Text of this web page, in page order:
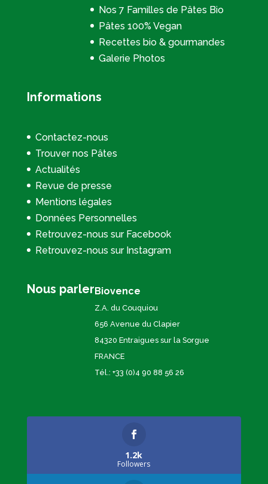
Nos 7 Familles de Pâtes Bio
Pâtes 100% Vegan
Recettes bio & gourmandes
Galerie Photos
Informations
Contactez-nous
Trouver nos Pâtes
Actualités
Revue de presse
Mentions légales
Données Personnelles
Retrouvez-nous sur Facebook
Retrouvez-nous sur Instagram
Nous parlerBiovence
Z.A. du Couquiou
656 Avenue du Clapier
84320 Entraigues sur la Sorgue
FRANCE
Tél.: +33 (0)4 90 88 56 26
1.2k
Followers